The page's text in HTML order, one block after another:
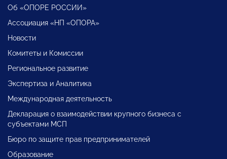
Об «ОПОРЕ РОССИИ»
Ассоциация «НП «ОПОРА»
Новости
Комитеты и Комиссии
Региональное развитие
Экспертиза и Аналитика
Международная деятельность
Декларация о взаимодействии крупного бизнеса с
субъектами МСП
Бюро по защите прав предпринимателей
Образование